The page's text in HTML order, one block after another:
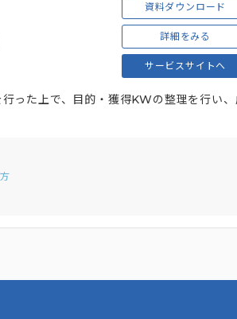
資料ダウンロード
詳細をみる
サービスサイトへ
った上で、目的・獲得KWの整理を行い